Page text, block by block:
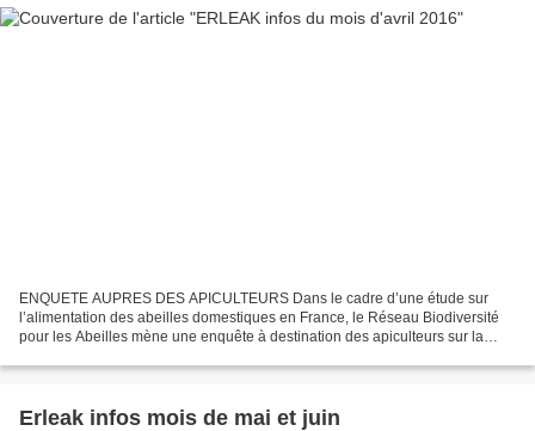
ENQUETE AUPRES DES APICULTEURS Dans le cadre d’une étude sur
l’alimentation des abeilles domestiques en France, le Réseau Biodiversité
pour les Abeilles mène une enquête à destination des apiculteurs sur la
Erleak infos mois de mai et juin